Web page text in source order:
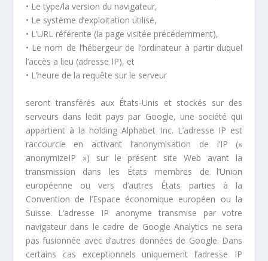
• Le type/la version du navigateur,
• Le système d’exploitation utilisé,
• L’URL référente (la page visitée précédemment),
• Le nom de l’hébergeur de l’ordinateur à partir duquel
l’accès a lieu (adresse IP), et
• L’heure de la requête sur le serveur
seront transférés aux États-Unis et stockés sur des
serveurs dans ledit pays par Google, une société qui
appartient à la holding Alphabet Inc. L’adresse IP est
raccourcie en activant l’anonymisation de l’IP («
anonymizeIP ») sur le présent site Web avant la
transmission dans les États membres de l’Union
européenne ou vers d’autres États parties à la
Convention de l’Espace économique européen ou la
Suisse. L’adresse IP anonyme transmise par votre
navigateur dans le cadre de Google Analytics ne sera
pas fusionnée avec d’autres données de Google. Dans
certains cas exceptionnels uniquement l’adresse IP